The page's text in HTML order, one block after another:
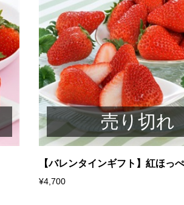
売り切れ
【バレンタインギフト】紅ほっ
¥4,700